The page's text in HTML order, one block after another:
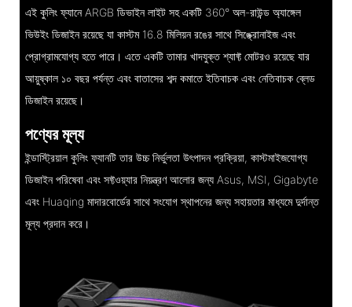
এই কুলিং ফ্যানে ARGB ডিভাইন লাইট সহ একটি 360° অল-রাউন্ড অ্যাঙ্গেল
ভিউইং ডিজাইন রয়েছে যা কাস্টম 16.8 মিলিয়ন রঙের সাথে সিঙ্ক্রোনাইজ এবং
প্রোগ্রামযোগ্য হতে পারে। এতে একটি তামার খাদযুক্ত শ্যাফ্ট মোটরও রয়েছে যার
আয়ুষ্কাল ১০ বছর পর্যন্ত এবং বাতাসের শব্দ কমাতে ইতিবাচক এবং নেতিবাচক ব্লেড
ডিজাইন রয়েছে।
পণ্যের মূল্য
ইন্ডাস্ট্রিয়াল কুলিং ফ্যানটি তার উচ্চ নির্ভুলতা উৎপাদন প্রক্রিয়া, কাস্টমাইজযোগ্য
ডিজাইন পরিষেবা এবং সফ্টওয়্যার নিয়ন্ত্রণ আলোর জন্য Asus, MSI, Gigabyte
এবং Huaqing মাদারবোর্ডের সাথে সংযোগ স্থাপনের জন্য সহায়তার মাধ্যমে দুর্দান্ত
মূল্য প্রদান করে।